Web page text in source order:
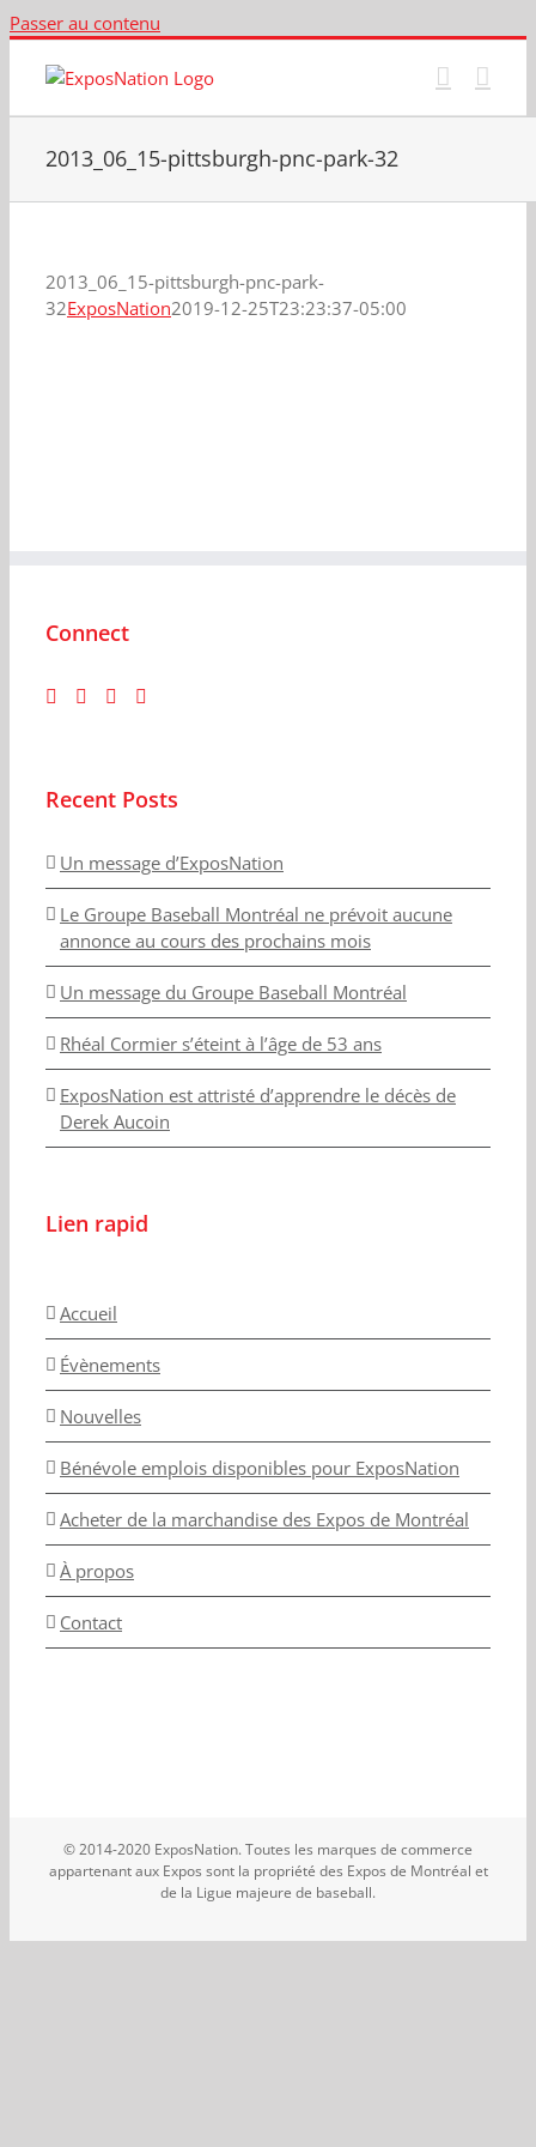
Passer au contenu
2013_06_15-pittsburgh-pnc-park-32
2013_06_15-pittsburgh-pnc-park-
32ExposNation2019-12-25T23:23:37-05:00
Connect
Recent Posts
Un message d’ExposNation
Le Groupe Baseball Montréal ne prévoit aucune
annonce au cours des prochains mois
Un message du Groupe Baseball Montréal
Rhéal Cormier s’éteint à l’âge de 53 ans
ExposNation est attristé d’apprendre le décès de
Derek Aucoin
Lien rapid
Accueil
Évènements
Nouvelles
Bénévole emplois disponibles pour ExposNation
Acheter de la marchandise des Expos de Montréal
À propos
Contact
© 2014-2020 ExposNation. Toutes les marques de commerce
appartenant aux Expos sont la propriété des Expos de Montréal et
de la Ligue majeure de baseball.